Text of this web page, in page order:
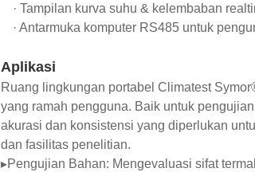
· Tampilan kurva suhu & kelembaban
· Antarmuka komputer RS485 untuk
Aplikasi
Ruang lingkungan portabel Climatest
yang ramah pengguna. Baik untuk
akurasi dan konsistensi yang diperlukan
dan fasilitas penelitian.
▸Pengujian Bahan: Mengevaluasi sifat